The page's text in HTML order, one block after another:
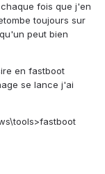
fois que j'en
toujours sur
peut bien
en fastboot
se lance j'ai